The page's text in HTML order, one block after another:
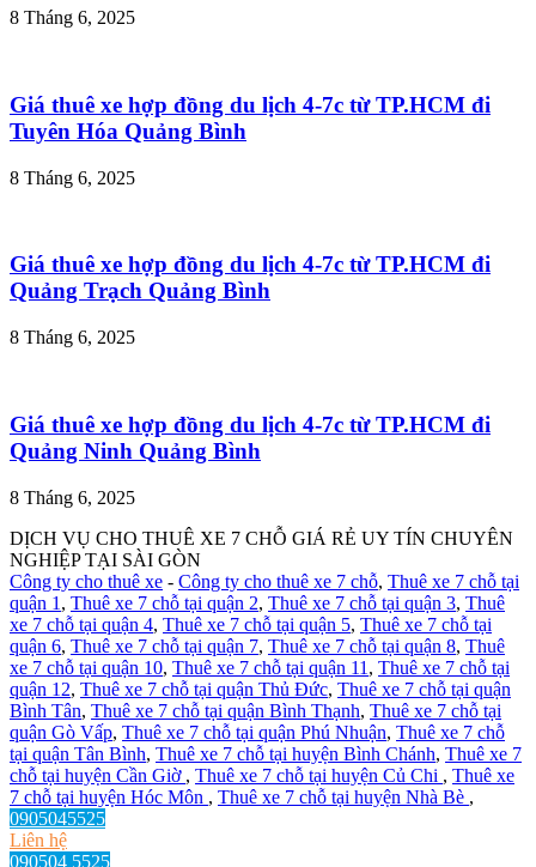
8 Tháng 6, 2025
Giá thuê xe hợp đồng du lịch 4-7c từ TP.HCM đi
Tuyên Hóa Quảng Bình
8 Tháng 6, 2025
Giá thuê xe hợp đồng du lịch 4-7c từ TP.HCM đi
Quảng Trạch Quảng Bình
8 Tháng 6, 2025
Giá thuê xe hợp đồng du lịch 4-7c từ TP.HCM đi
Quảng Ninh Quảng Bình
8 Tháng 6, 2025
DỊCH VỤ CHO THUÊ XE 7 CHỖ GIÁ RẺ UY TÍN CHUYÊN
NGHIỆP TẠI SÀI GÒN
Công ty cho thuê xe - Công ty cho thuê xe 7 chỗ, Thuê xe 7 chỗ tại
quận 1 , Thuê xe 7 chỗ tại quận 2, Thuê xe 7 chỗ tại quận 3, Thuê
xe 7 chỗ tại quận 4, Thuê xe 7 chỗ tại quận 5, Thuê xe 7 chỗ tại
quận 6, Thuê xe 7 chỗ tại quận 7, Thuê xe 7 chỗ tại quận 8, Thuê
xe 7 chỗ tại quận 10, Thuê xe 7 chỗ tại quận 11 , Thuê xe 7 chỗ tại
quận 12, Thuê xe 7 chỗ tại quận Thủ Đức, Thuê xe 7 chỗ tại quận
Bình Tân, Thuê xe 7 chỗ tại quận Bình Thạnh, Thuê xe 7 chỗ tại
quận Gò Vấp, Thuê xe 7 chỗ tại quận Phú Nhuận, Thuê xe 7 chỗ
tại quận Tân Bình, Thuê xe 7 chỗ tại huyện Bình Chánh, Thuê xe 7
chỗ tại huyện Cần Giờ , Thuê xe 7 chỗ tại huyện Củ Chi , Thuê xe
7 chỗ tại huyện Hóc Môn , Thuê xe 7 chỗ tại huyện Nhà Bè ,
0905045525
Liên hệ
090504 5525